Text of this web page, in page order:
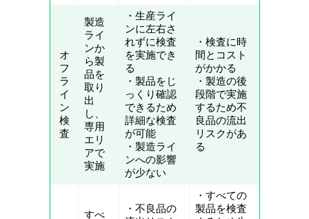
オ
フ
ラ
イ
ン
検
査
製造
ライ
ンか
ら製
品を
取り
出
し、
専用
エリ
アで
実施
・生産ライ
ンに左右さ
れずに検査
を実施でき
る
・製品をじ
っくり確認
できるため
詳細な検査
が可能
・製造ライ
ンへの影響
が少ない
・検査に時
間とコスト
がかかる
・製造の後
段階で実施
するため不
良品の流出
リスクがあ
る
すべ
・不良品の
・すべての
製品を検査